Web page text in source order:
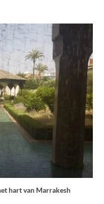
hart van Marrakesh